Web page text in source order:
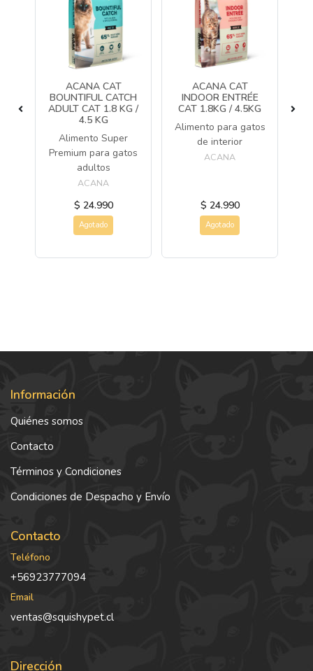
ACANA CAT
BOUNTIFUL CATCH
ADULT CAT 1.8 KG /
4.5 KG
Alimento Super
Premium para gatos
adultos
ACANA
$ 24.990
Agotado
ACANA CAT
INDOOR ENTRÉE
CAT 1.8KG / 4.5KG
Alimento para gatos
de interior
ACANA
$ 24.990
Agotado
Información
Quiénes somos
Contacto
Términos y Condiciones
Condiciones de Despacho y Envío
Contacto
Teléfono
+56923777094
Email
ventas@squishypet.cl
Dirección